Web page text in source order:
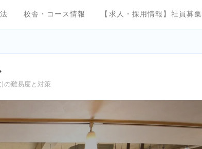
校舎・コース情報 【求人・採用情報】社員募集
の難易度と対策